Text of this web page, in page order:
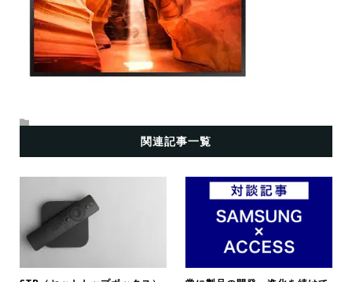
関連記事一覧